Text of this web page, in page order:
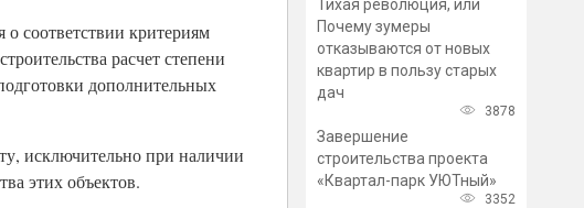
соответствии критериям
расчет степени
дополнительных
исключительно при наличии
этих объектов.
Тихая революция, или
Почему зумеры
отказываются от новых
квартир в пользу старых
дач
3878
Завершение
строительства проекта
«Квартал-парк УЮТный»
3352